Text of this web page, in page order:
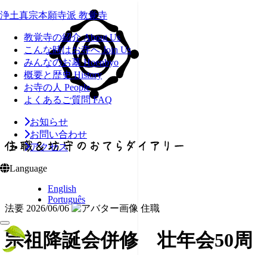
浄土真宗本願寺派 教覚寺
教覚寺の紹介 About Us
こんな時はお寺へ Join Us
みんなのお墓 Hoenbyo
概要と歴史 History
お寺の人 People
よくあるご質問 FAQ
お知らせ
お問い合わせ
アクセス
Language
English
Português
法要 2026/06/06 住職
宗祖降誕会併修 壮年会50周